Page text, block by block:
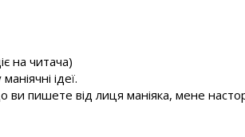
на читача)
ідеї.
ви пишете від лиця маніяка, мене